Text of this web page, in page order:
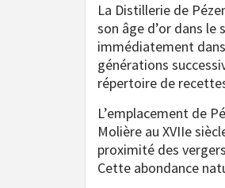
La Distillerie de
son âge d’or dans le
immédiatement
générations
répertoire de
L’emplacement de
Molière au XVIIe
proximité des
Cette abondance